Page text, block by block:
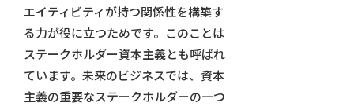
エイティビティが持つ関係性を構築す
る力が役に立つためです。このことは
ステークホルダー資本主義とも呼ばれ
ています。未来のビジネスでは、資本
主義の重要なステークホルダーの一つ